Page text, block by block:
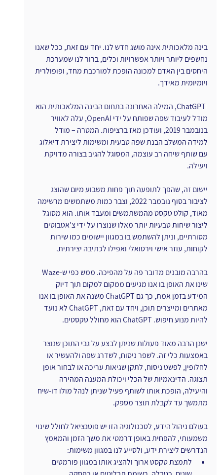
בינה מלאכותית אינה מושג חדש לנו. יחד עם זאת, ככל שאנו
נחשפים ליותר ויותר אפשרויות וכלים, ברור לנו שמערכת
היחסים בין האדם למכונה הופכת למורכבת מחד, ופופולרית
ויומיומית מאידך.
ChatGPT, המילה האחרונה בתחום הבינה המלאכותית הוא
מודל לעיבוד שפה שפותח על ידי OpenAI, עלה לאוויר
בנובמבר 2019, ועודכן מאז ברציפות. המטרה – מודל
למידה המשלב הבנת שפה טבעית ומשימות ליצירת דיאלוג
עם שותף שיחה רב עוצמה, המסוגל להגיב בצורה מדויקת
ויעילה.
יישום זה, שהפך לתופעה תוך פחות משבוע מיום שהוצג
לציבור בסוף נובמבר 2022, וצבר כמות משתמשים מרשימה
מאוד, קולט טקסט מהמשתמשים ומעבד אותו. הוא מסוגל
ליצור שיחות טבעיות יותר מאלו שנוצרו על ידי צ'אטבוטים
מסורתיים, וניתן להשתמש בו במגוון יישומים כמו שירות
לקוחות, עוזר אישי וירטואלי ואפילו לכתיבה יצירתית.
בהרבה מובנים מדובר פה על מהפיכה. ממש כפי ש-Waze
שינו את האופן בו אנו מגיעים ממקום למקום תוך דיוק
המידע בזמן אמת, כך גם ChatGPT משנה את האופן בו אנו
מאתרים ומייצרים תוכן, ויחד עם זאת, ChatGPT לא נועד
להיות מנוע חיפוש. ChatGPT הוא מחולל טקסטים.
ישנן הרבה מאוד פעולות שניתן לבצע על גבי התוכן שנוצר
באמצעות כלי זה. לשפר ניסוח, לשדרג שפה ולהעשיר או
לחלופין, לפשט ניסוח, לתקן שגיאות עריכה או לבחור אופן
תצוגה. הדינאמיות של הכלי ויכולת המענה המהירה
והיעילה, הופכת אותו לשותף פעיל שניתן לנהל מולו דו-שיח
מתמשך עד לקבלת תוצר מספק.
בעולם ניהול הידע, לטכנולוגיה הזו יש פוטנציאל לחולל שינוי
משמעותי, להפחית באופן דרמטי את משך הזמן והמאמץ
הנדרשים ליצירת ידע, ולסייע לנו במגוון משימות:
לתמצת טקסט ארוך ולהציג אותו במגוון פורמטים